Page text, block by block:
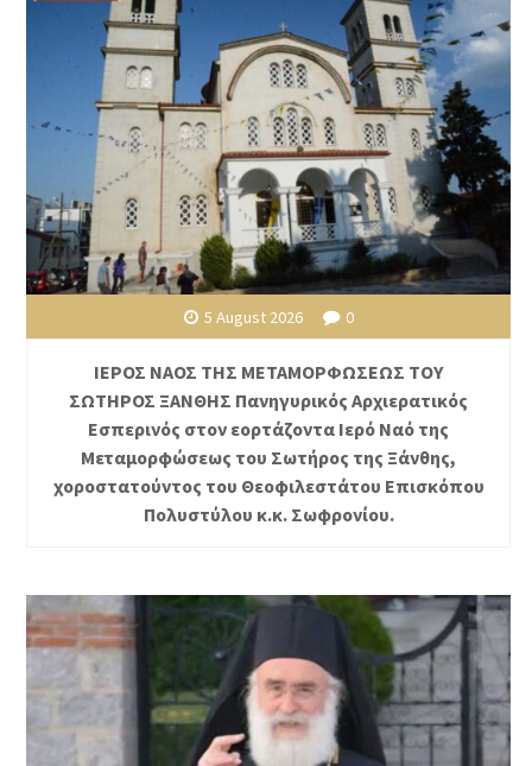
5 August 2026 0
ΙΕΡΟΣ ΝΑΟΣ ΤΗΣ ΜΕΤΑΜΟΡΦΩΣΕΩΣ ΤΟΥ
ΣΩΤΗΡΟΣ ΞΑΝΘΗΣ Πανηγυρικός Αρχιερατικός
Εσπερινός στον εορτάζοντα Ιερό Ναό της
Μεταμορφώσεως του Σωτήρος της Ξάνθης,
χοροστατούντος του Θεοφιλεστάτου Επισκόπου
Πολυστύλου κ.κ. Σωφρονίου.